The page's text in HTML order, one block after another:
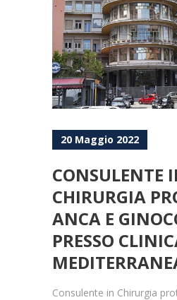
20 Maggio 2022
CONSULENTE
CHIRURGIA
ANCA E
PRESSO
Consulente in Chirurgia